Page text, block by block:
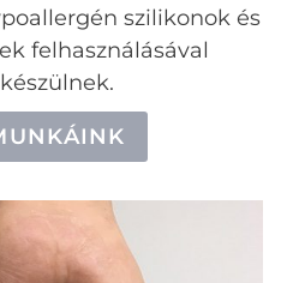
szilikonok és
felhasználásával
készülnek.